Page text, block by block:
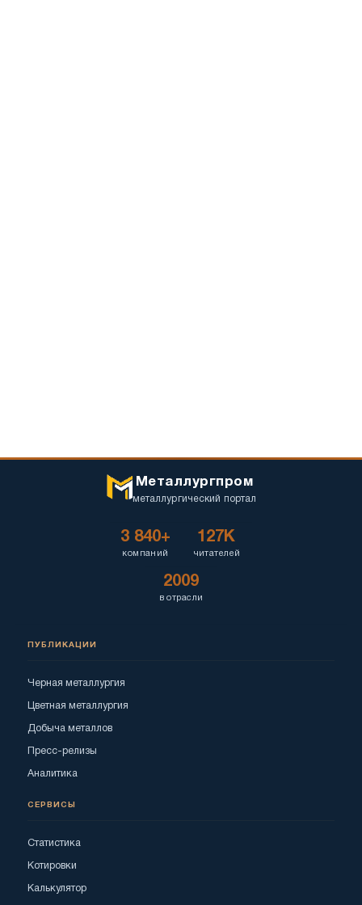
Металлургпром
металлургический портал
3 840+
компаний
127K
читателей
2009
в отрасли
ПУБЛИКАЦИИ
Черная металлургия
Цветная металлургия
Добыча металлов
Пресс-релизы
Аналитика
СЕРВИСЫ
Статистика
Котировки
Калькулятор